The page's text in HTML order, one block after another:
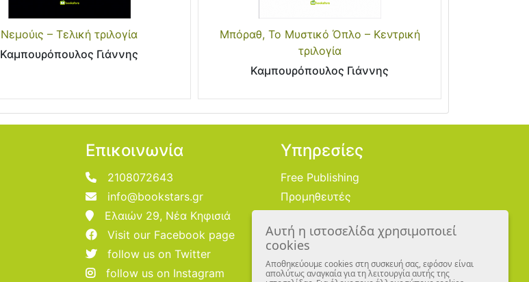
Νεμούις – Τελική τριλογία
Καμπουρόπουλος Γιάννης
Μπόραθ, Το Μυστικό Όπλο – Κεντρική
τριλογία
Καμπουρόπουλος Γιάννης
Επικοινωνία
2108072643
info@bookstars.gr
Ελαιών 29, Νέα Κηφισιά
Visit our Facebook page
follow us on Twitter
follow us on Instagram
Υπηρεσίες
Free Publishing
Προμηθευτές
Εικονογράφοι
Αυτή η ιστοσελίδα χρησιμοποιεί
cookies
Αποθηκεύουμε cookies στη συσκευή σας, εφόσον είναι
απολύτως αναγκαία για τη λειτουργία αυτής της